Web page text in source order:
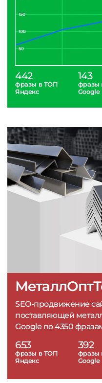
SEO-продвижение
поставляющей
Google по 4350
653
фразы в ТОП
Яндекс
392
фразы
Google
442
фразы в ТОП
Яндекс
143
фразы
Google